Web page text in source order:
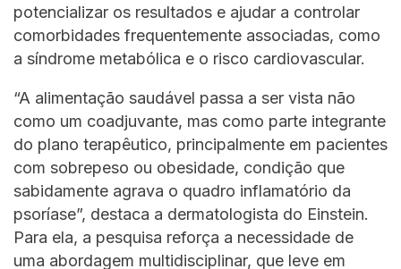
potencializar os resultados e ajudar a controlar
comorbidades frequentemente associadas, como
a síndrome metabólica e o risco cardiovascular.
“A alimentação saudável passa a ser vista não
como um coadjuvante, mas como parte integrante
do plano terapêutico, principalmente em pacientes
com sobrepeso ou obesidade, condição que
sabidamente agrava o quadro inflamatório da
psoríase”, destaca a dermatologista do Einstein.
Para ela, a pesquisa reforça a necessidade de
uma abordagem multidisciplinar, que leve em